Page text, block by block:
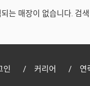
는 매장이 없습니다. 검
인 커리어 연